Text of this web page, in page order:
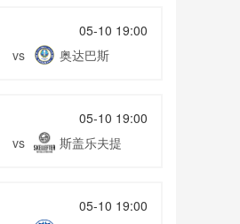
05-10 19:00
vs 奥达巴斯
05-10 19:00
vs 斯盖乐夫提
05-10 19:00